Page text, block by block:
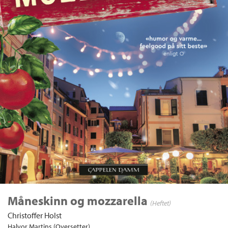
Måneskinn og mozzarella (Heftet)
Christoffer Holst